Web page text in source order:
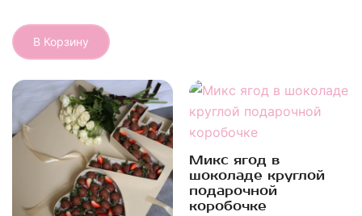
В Корзину
Быстрый Просмотр
Микс ягод в
шоколаде круглой
подарочной
коробочке